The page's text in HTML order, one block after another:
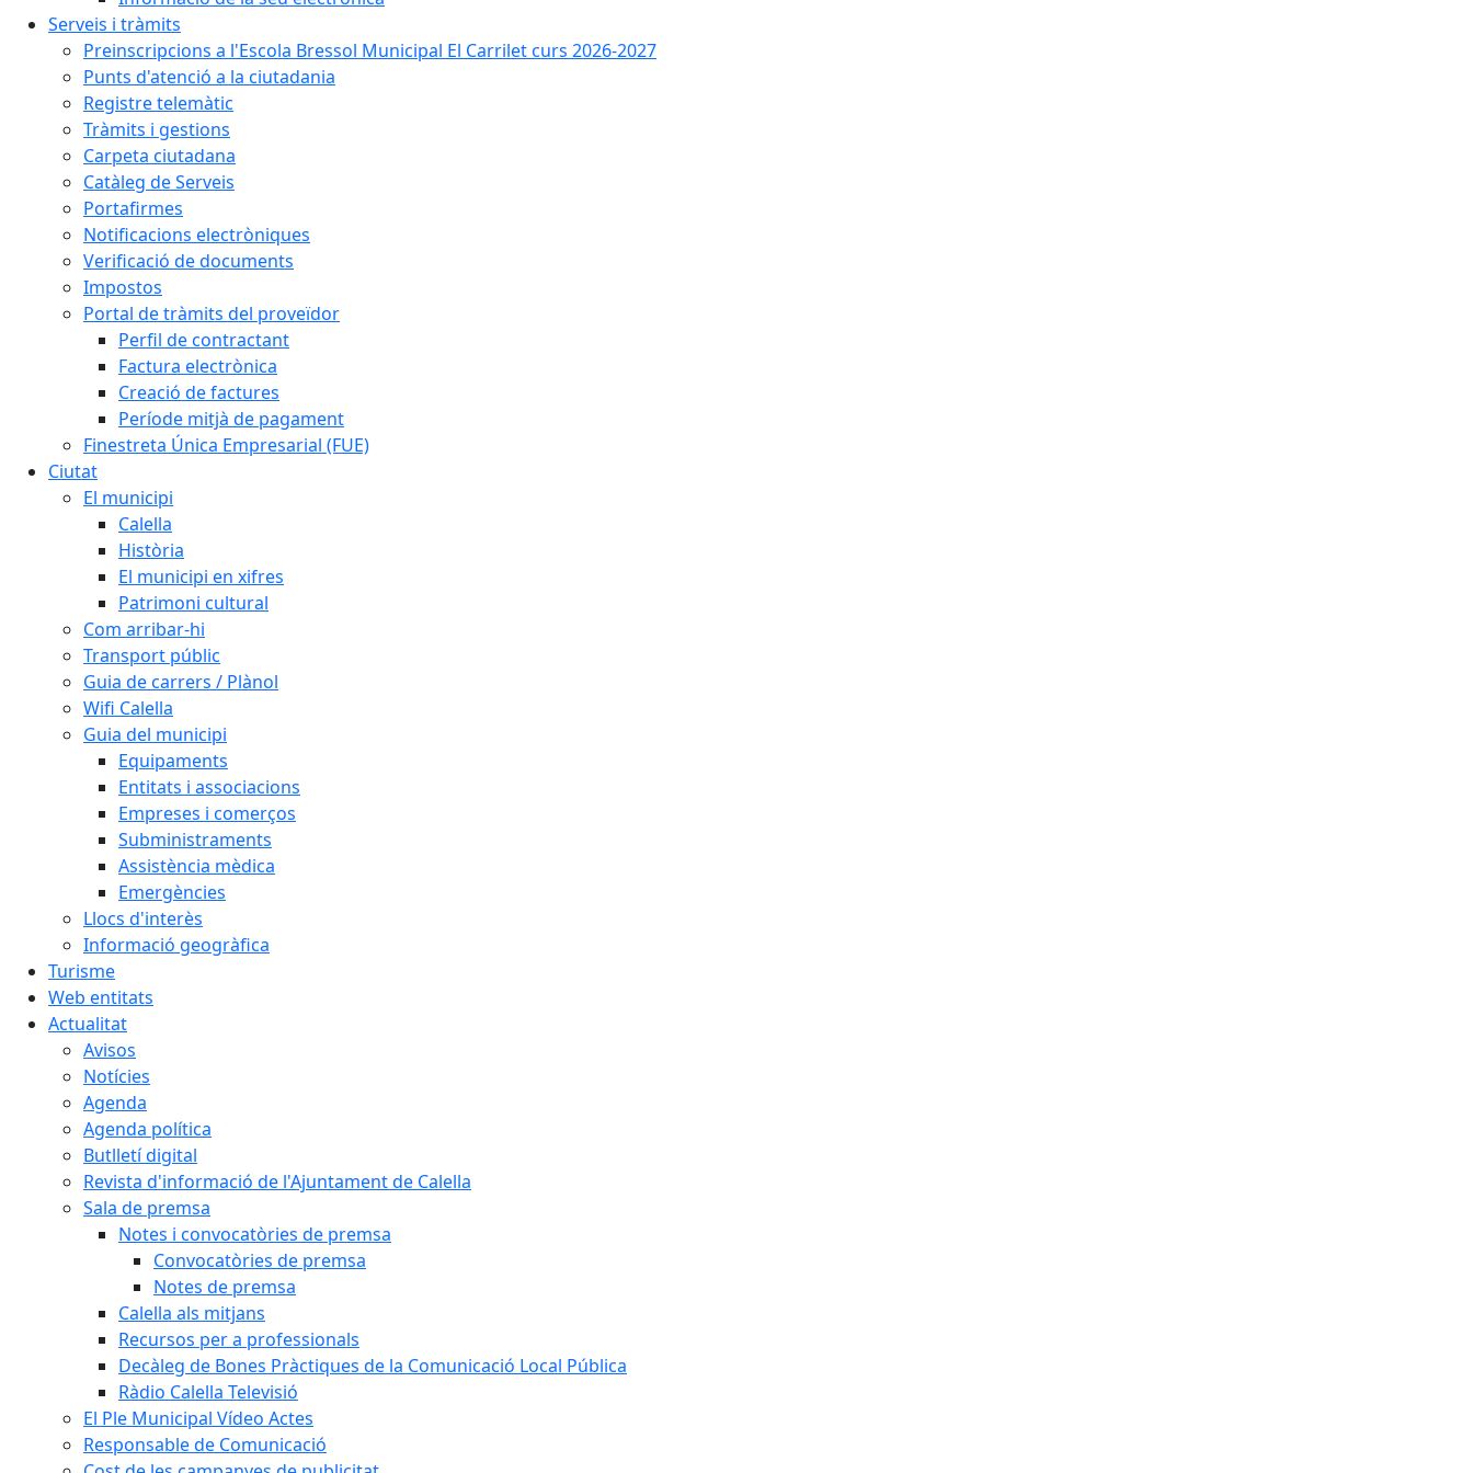
Serveis i tràmits
Preinscripcions a l'Escola Bressol Municipal El Carrilet curs 2026-2027
Punts d'atenció a la ciutadania
Registre telemàtic
Tràmits i gestions
Carpeta ciutadana
Catàleg de Serveis
Portafirmes
Notificacions electròniques
Verificació de documents
Impostos
Portal de tràmits del proveïdor
Perfil de contractant
Factura electrònica
Creació de factures
Període mitjà de pagament
Finestreta Única Empresarial (FUE)
Ciutat
El municipi
Calella
Història
El municipi en xifres
Patrimoni cultural
Com arribar-hi
Transport públic
Guia de carrers / Plànol
Wifi Calella
Guia del municipi
Equipaments
Entitats i associacions
Empreses i comerços
Subministraments
Assistència mèdica
Emergències
Llocs d'interès
Informació geogràfica
Turisme
Web entitats
Actualitat
Avisos
Notícies
Agenda
Agenda política
Butlletí digital
Revista d'informació de l'Ajuntament de Calella
Sala de premsa
Notes i convocatòries de premsa
Convocatòries de premsa
Notes de premsa
Calella als mitjans
Recursos per a professionals
Decàleg de Bones Pràctiques de la Comunicació Local Pública
Ràdio Calella Televisió
El Ple Municipal Vídeo Actes
Responsable de Comunicació